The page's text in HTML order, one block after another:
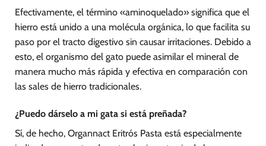
Efectivamente, el término «aminoquelado» significa que el
hierro está unido a una molécula orgánica, lo que facilita su
paso por el tracto digestivo sin causar irritaciones. Debido a
esto, el organismo del gato puede asimilar el mineral de
manera mucho más rápida y efectiva en comparación con
las sales de hierro tradicionales.
¿Puedo dárselo a mi gata si está preñada?
Sí, de hecho, Organnact Eritrós Pasta está especialmente